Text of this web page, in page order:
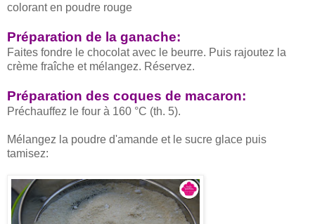
colorant en poudre rouge
Préparation de la ganache:
Faites fondre le chocolat avec le beurre. Puis rajoutez la
crème fraîche et mélangez. Réservez.
Préparation des coques de macaron:
Préchauffez le four à 160 °C (th. 5).
Mélangez la poudre d'amande et le sucre glace puis
tamisez: